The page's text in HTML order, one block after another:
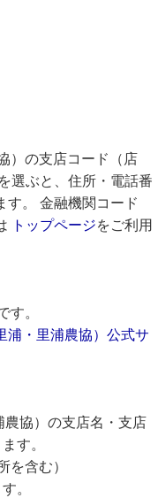
）の支店コード（店
選ぶと、住所・電話番
す。 金融機関コード
トップページをご利用
す。
浦・里浦農協）公式サ
協）の支店名・支店
す。
を含む）
。